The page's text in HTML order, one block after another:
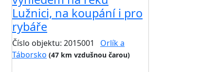
Lužnici, na koupání i pro
rybáře
Číslo objektu: 2015001
Orlík a
Táborsko (47 km vzdušnou čarou)